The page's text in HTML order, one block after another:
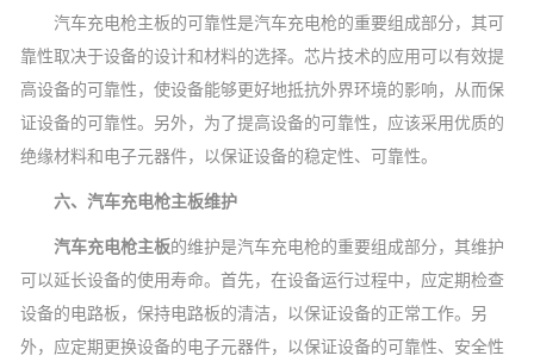
汽车充电枪主板的可靠性是汽车充电枪的重要组成部分，其可
靠性取决于设备的设计和材料的选择。芯片技术的应用可以有效提
高设备的可靠性，使设备能够更好地抵抗外界环境的影响，从而保
证设备的可靠性。另外，为了提高设备的可靠性，应该采用优质的
绝缘材料和电子元器件，以保证设备的稳定性、可靠性。
六、汽车充电枪主板维护
汽车充电枪主板的维护是汽车充电枪的重要组成部分，其维护
可以延长设备的使用寿命。首先，在设备运行过程中，应定期检查
设备的电路板，保持电路板的清洁，以保证设备的正常工作。另
外，应定期更换设备的电子元器件，以保证设备的可靠性、安全性